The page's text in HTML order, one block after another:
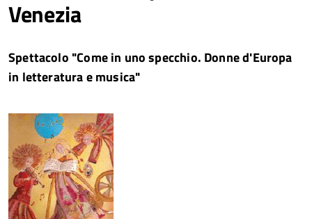
sui social
network
Facebook
Twitter
Condividi
Condividi
Venezia
Spettacolo "Come in uno specchio. Donne d'Europa
in letteratura e musica"